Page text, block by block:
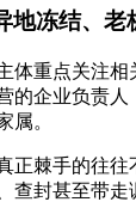
地冻结、老
体重点关注相
的企业负责
属。
正棘手的往
查封甚至带